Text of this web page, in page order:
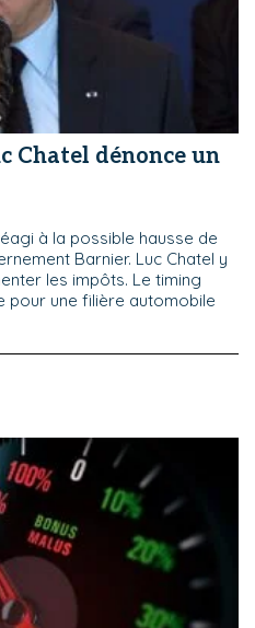
Chatel dénonce un
à la possible hausse de
Barnier. Luc Chatel y
les impôts. Le timing
pour une filière automobile